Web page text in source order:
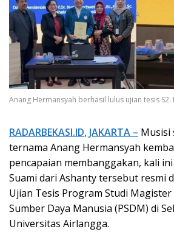
Anang Hermansyah berhasil lulus ujian tesis S2.
RADARBEKASI.ID, JAKARTA – Musisi
ternama Anang Hermansyah
pencapaian membanggakan, kali
Suami dari Ashanty tersebut resmi
Ujian Tesis Program Studi
Sumber Daya Manusia (PSDM) di
Universitas Airlangga.